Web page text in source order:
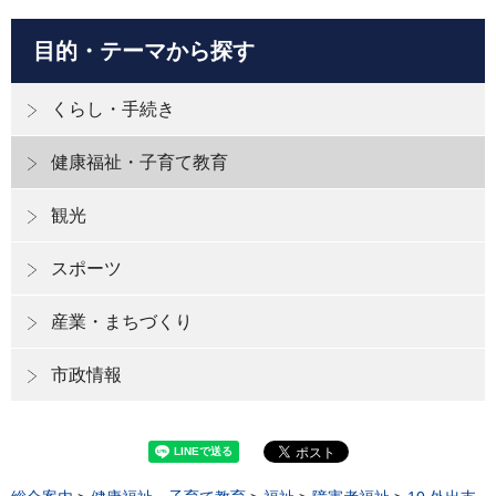
目的・テーマから探す
くらし・手続き
健康福祉・子育て教育
観光
スポーツ
産業・まちづくり
市政情報